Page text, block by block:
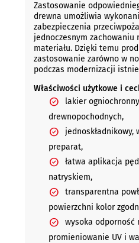
Zastosowanie
drewna umożliwia
zabezpieczenia
jednoczesnym zachowaniu
materiału. Dzięki temu
zastosowanie zarówno w
podczas modernizacji
Właściwości użytkowe i
lakier
drewnopochodnych,
jednoskładnikowy,
preparat,
łatwa aplikacja
natryskiem,
transparentna
powierzchni kolor
wysoka odporność
promieniowanie UV i